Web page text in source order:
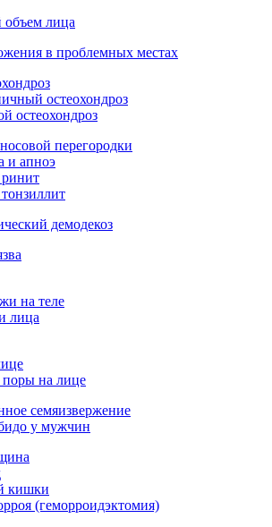
лица
в проблемных местах
остеохондроз
остеохондроз
перегородки
и апноэ
демодекоз
на теле
лица
на лице
семяизвержение
у мужчин
кишки
(геморроидэктомия)